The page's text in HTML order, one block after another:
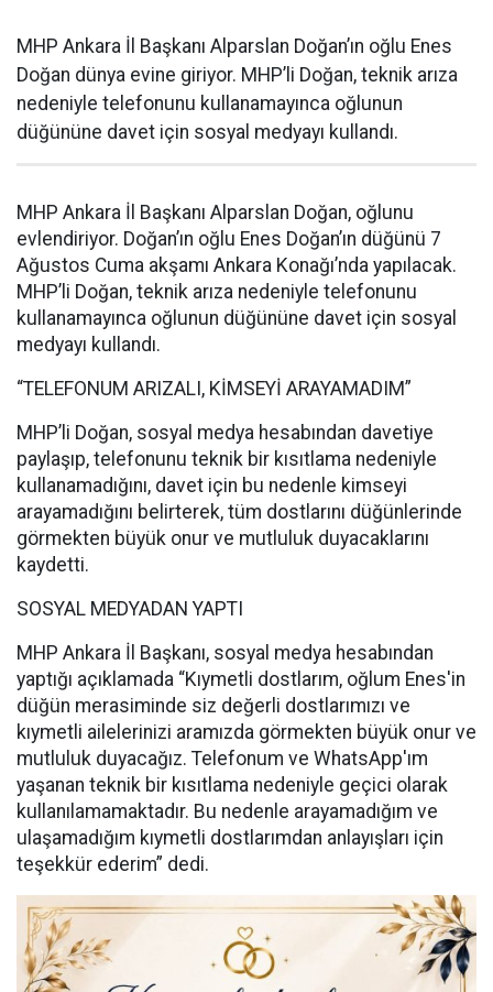
MHP Ankara İl Başkanı Alparslan Doğan’ın oğlu Enes
Doğan dünya evine giriyor. MHP’li Doğan, teknik arıza
nedeniyle telefonunu kullanamayınca oğlunun
düğününe davet için sosyal medyayı kullandı.
MHP Ankara İl Başkanı Alparslan Doğan, oğlunu
evlendiriyor. Doğan’ın oğlu Enes Doğan’ın düğünü 7
Ağustos Cuma akşamı Ankara Konağı’nda yapılacak.
MHP’li Doğan, teknik arıza nedeniyle telefonunu
kullanamayınca oğlunun düğününe davet için sosyal
medyayı kullandı.
“TELEFONUM ARIZALI, KİMSEYİ ARAYAMADIM”
MHP’li Doğan, sosyal medya hesabından davetiye
paylaşıp, telefonunu teknik bir kısıtlama nedeniyle
kullanamadığını, davet için bu nedenle kimseyi
arayamadığını belirterek, tüm dostlarını düğünlerinde
görmekten büyük onur ve mutluluk duyacaklarını
kaydetti.
SOSYAL MEDYADAN YAPTI
MHP Ankara İl Başkanı, sosyal medya hesabından
yaptığı açıklamada “Kıymetli dostlarım, oğlum Enes'in
düğün merasiminde siz değerli dostlarımızı ve
kıymetli ailelerinizi aramızda görmekten büyük onur ve
mutluluk duyacağız. Telefonum ve WhatsApp'ım
yaşanan teknik bir kısıtlama nedeniyle geçici olarak
kullanılamamaktadır. Bu nedenle arayamadığım ve
ulaşamadığım kıymetli dostlarımdan anlayışları için
teşekkür ederim” dedi.